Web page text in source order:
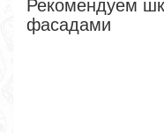
Рекомендуем
фасадами